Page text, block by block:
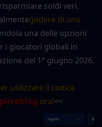
soldi veri.
godere di uno
una delle opzioni
i giocatori globali in
del 1° giugno 2026.
utilizzare il codice
ora!<<